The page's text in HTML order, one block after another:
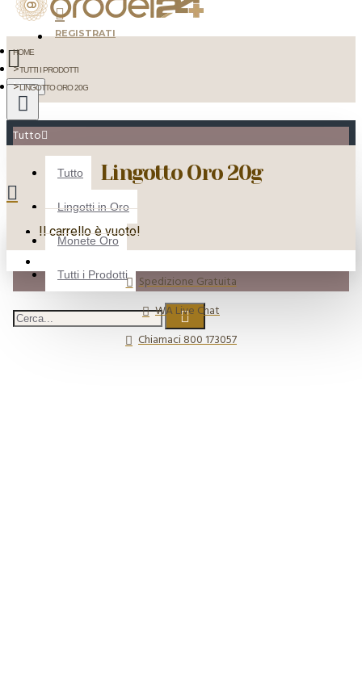
REGISTRATI
Menu
Tutto
Tutto
Lingotti in Oro
Monete Oro
Tutti i Prodotti
Il carrello è vuoto!
HOME
TUTTI I PRODOTTI
LINGOTTO ORO 20G
Lingotto Oro 20g
Spedizione Gratuita
WA Live Chat
Chiamaci 800 173057